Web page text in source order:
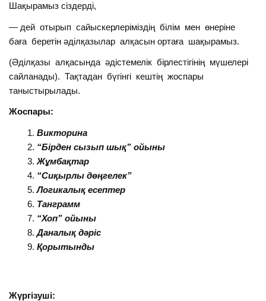
Шақырамыз сіздерді,
— дей отырып сайыскерлеріміздің білім мен өнеріне
баға беретін әділқазылар алқасын ортаға шақырамыз.
(Әділқазы алқасында әдістемелік бірлестігінің мүшелері
сайланады). Тақтадан бүгінгі кештің жоспары
таныстырылады.
Жоспары:
Викторина
“Бірден сызып шық” ойыны
Жұмбақтар
“Сиқырлы дөңгелек”
Логикалық есептер
Танграмм
“Хоп” ойыны
Даналық дәріс
Қорытынды
Жүргізуші: